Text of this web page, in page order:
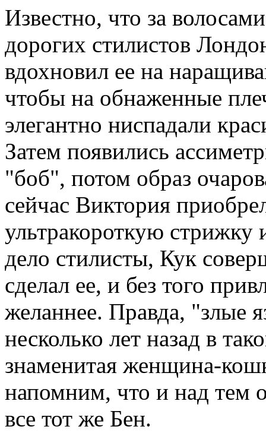
Известно, что за
дорогих стилистов
вдохновил ее на
чтобы на обнаженные
элегантно ниспадали
Затем появились
"боб", потом образ
сейчас Виктория
ультракороткую
дело стилисты, Кук
сделал ее, и без того
желаннее. Правда, "злые
несколько лет назад в
знаменитая женщина-
напомним, что и над тем
все тот же Бен.